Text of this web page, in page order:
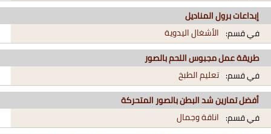
إبداعات برول المناديل
في قسم: الأشغال اليدوية
طريقة عمل مجبوس اللحم بالصور
في قسم: تعليم الطبخ
أفضل تمارين شد البطن بالصور المتحركة
في قسم: اناقة وجمال